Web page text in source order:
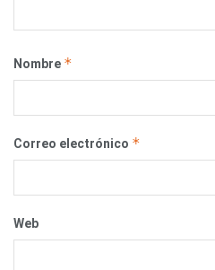
Nombre *
Correo electrónico *
Web